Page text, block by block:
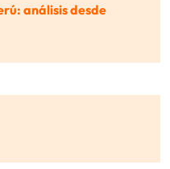
análisis desde